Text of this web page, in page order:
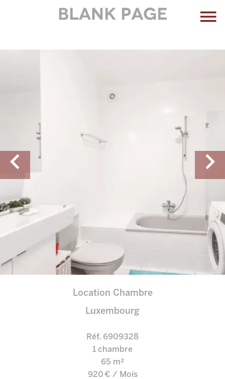
Location Chambre
Luxembourg
Réf. 6909328
1 chambre
65 m²
920 € / Mois